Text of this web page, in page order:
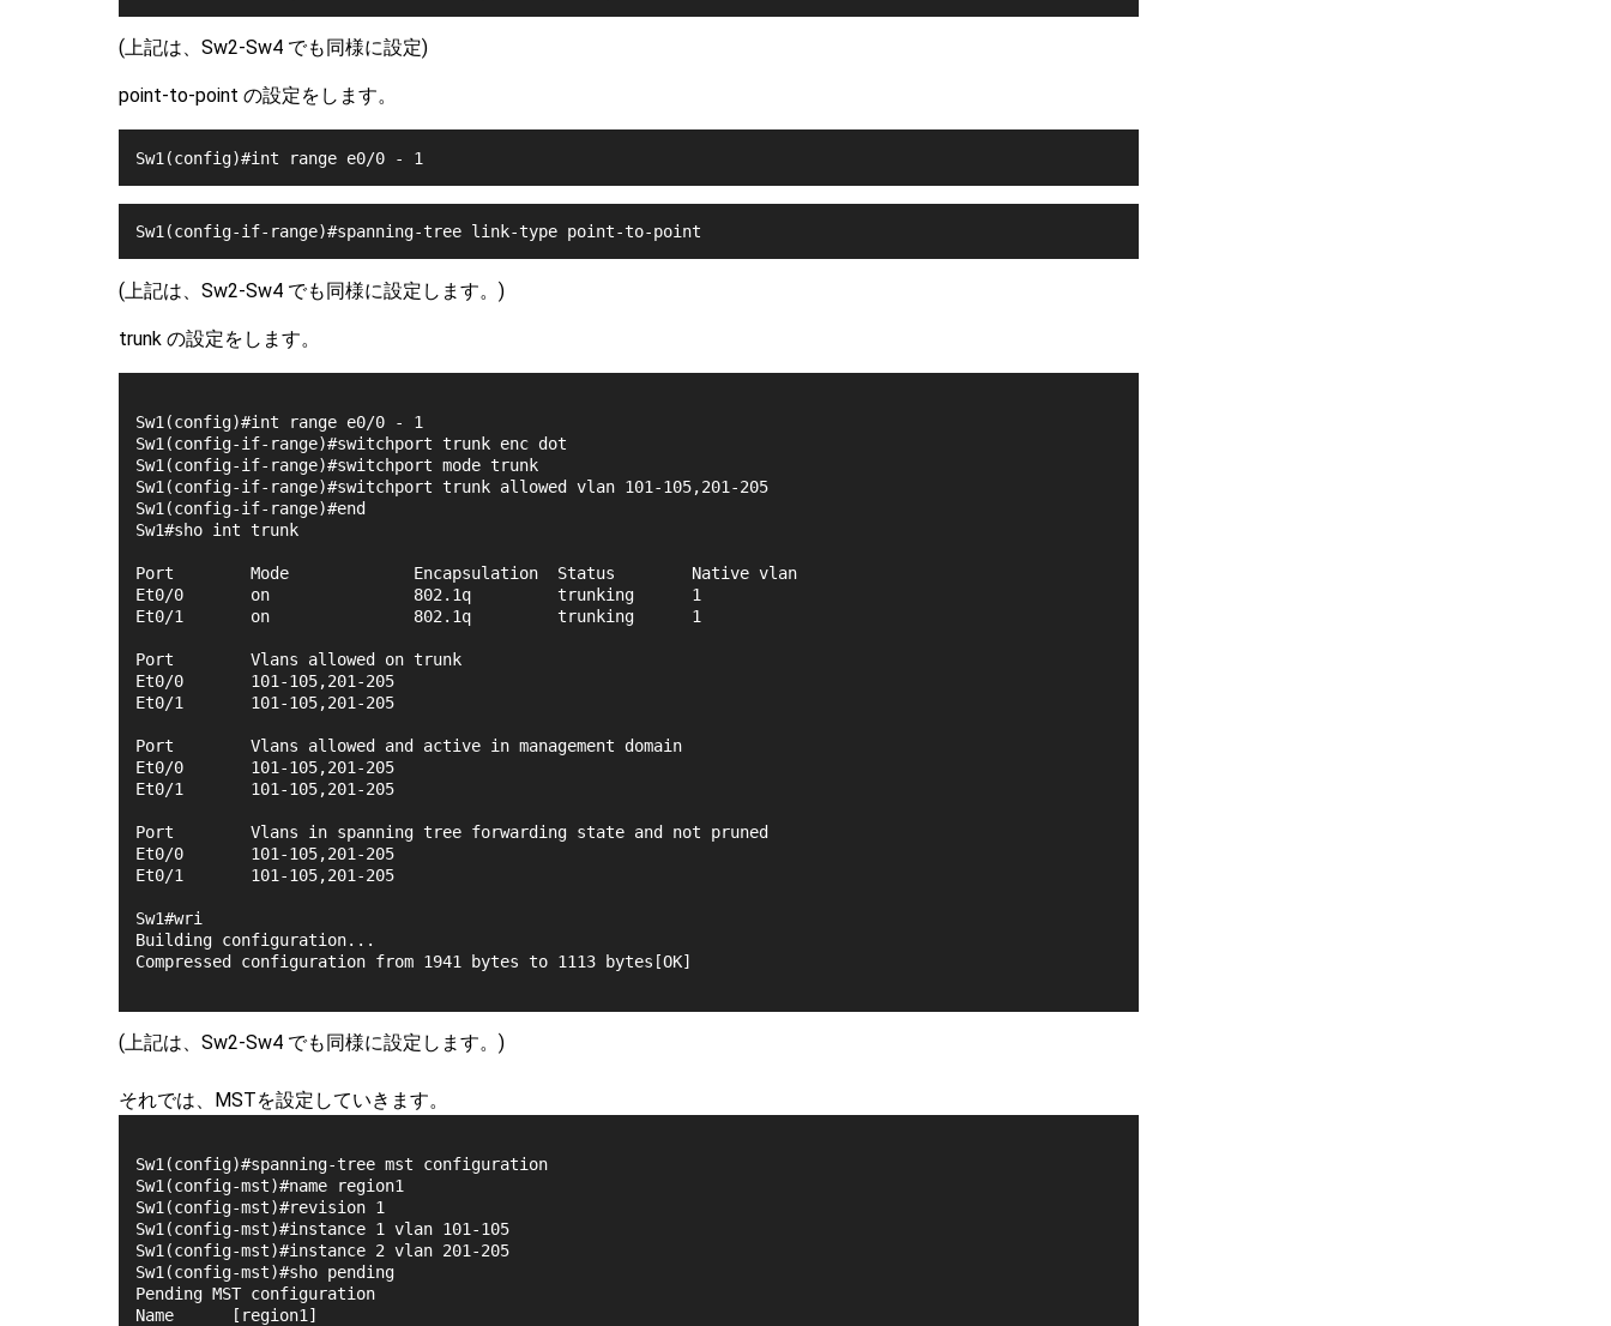
(上記は、Sw2-Sw4 でも同様に設定)
point-to-point の設定をします。
Sw1(config)#int range e0/0 - 1
Sw1(config-if-range)#spanning-tree link-type point-to-point
(上記は、Sw2-Sw4 でも同様に設定します。)
trunk の設定をします。
Sw1(config)#int range e0/0 - 1
Sw1(config-if-range)#switchport trunk enc dot
Sw1(config-if-range)#switchport mode trunk
Sw1(config-if-range)#switchport trunk allowed vlan 101-105,201-205
Sw1(config-if-range)#end
Sw1#sho int trunk
Port        Mode             Encapsulation  Status        Native vlan
Et0/0       on               802.1q         trunking      1
Et0/1       on               802.1q         trunking      1
Port        Vlans allowed on trunk
Et0/0       101-105,201-205
Et0/1       101-105,201-205
Port        Vlans allowed and active in management domain
Et0/0       101-105,201-205
Et0/1       101-105,201-205
Port        Vlans in spanning tree forwarding state and not pruned
Et0/0       101-105,201-205
Et0/1       101-105,201-205
Sw1#wri
Building configuration...
Compressed configuration from 1941 bytes to 1113 bytes[OK]
(上記は、Sw2-Sw4 でも同様に設定します。)
それでは、MSTを設定していきます。
Sw1(config)#spanning-tree mst configuration
Sw1(config-mst)#name region1
Sw1(config-mst)#revision 1
Sw1(config-mst)#instance 1 vlan 101-105
Sw1(config-mst)#instance 2 vlan 201-205
Sw1(config-mst)#sho pending
Pending MST configuration
Name      [region1]